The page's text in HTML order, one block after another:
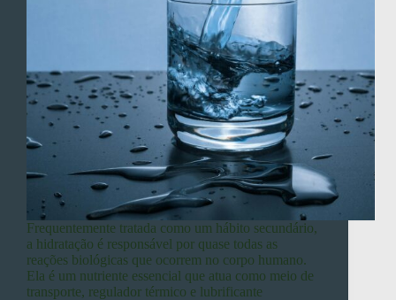
Frequentemente tratada como um hábito secundário,
a hidratação é responsável por quase todas as
reações biológicas que ocorrem no corpo humano.
Ela é um nutriente essencial que atua como meio de
transporte, regulador térmico e lubrificante